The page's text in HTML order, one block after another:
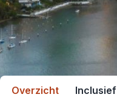
Overzicht Inclusief